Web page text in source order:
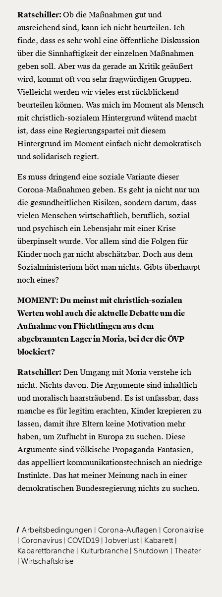
Ratschiller: Ob die Maßnahmen gut und
ausreichend sind, kann ich nicht beurteilen. Ich
finde, dass es sehr wohl eine öffentliche Diskussion
über die Sinnhaftigkeit der einzelnen Maßnahmen
geben soll. Aber was da gerade an Kritik geäußert
wird, kommt oft von sehr fragwürdigen Gruppen.
Vielleicht werden wir vieles erst rückblickend
beurteilen können. Was mich im Moment als Mensch
mit christlich-sozialem Hintergrund wütend macht
ist, dass eine Regierungspartei mit diesem
Hintergrund im Moment einfach nicht demokratisch
und solidarisch regiert.
Es muss dringend eine soziale Variante dieser
Corona-Maßnahmen geben. Es geht ja nicht nur um
die gesundheitlichen Risiken, sondern darum, dass
vielen Menschen wirtschaftlich, beruflich, sozial
und psychisch ein Lebensjahr mit einer Krise
überpinselt wurde. Vor allem sind die Folgen für
Kinder noch gar nicht abschätzbar. Doch aus dem
Sozialministerium hört man nichts. Gibts überhaupt
noch eines?
MOMENT: Du meinst mit christlich-sozialen
Werten wohl auch die aktuelle Debatte um die
Aufnahme von Flüchtlingen aus dem
abgebrannten Lager in Moria, bei der die ÖVP
blockiert?
Ratschiller: Den Umgang mit Moria verstehe ich
nicht. Nichts davon. Die Argumente sind inhaltlich
und moralisch haarsträubend. Es ist unfassbar, dass
manche es für legitim erachten, Kinder krepieren zu
lassen, damit ihre Eltern keine Motivation mehr
haben, um Zuflucht in Europa zu suchen. Diese
Argumente sind völkische Propaganda-Fantasien,
das appelliert kommunikationstechnisch an niedrige
Instinkte. Das hat meiner Meinung nach in einer
demokratischen Bundesregierung nichts zu suchen.
Arbeitsbedingungen Corona-Auflagen
Coronakrise
Coronavirus COVID19 Jobverlust Kabarett
Kabarettbranche
Kulturbranche Shutdown
Theater
Wirtschaftskrise